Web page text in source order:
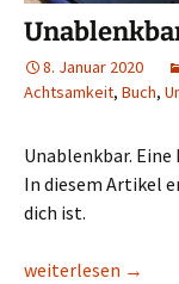
8. Januar 2020
Achtsamkeit, Buch,
Unablenkbar.
In diesem Artikel
dich ist.
Unablenkbar – Buch
weiterlesen →